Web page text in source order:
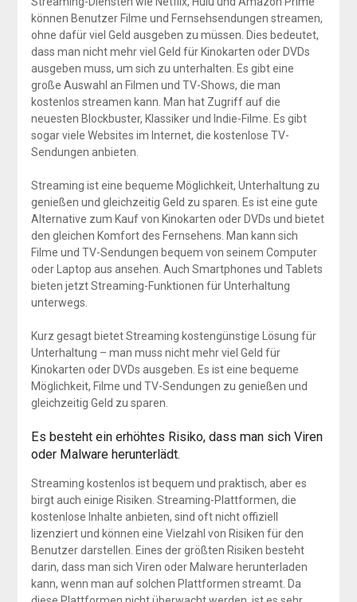
können Benutzer Filme und Fernsehsendungen streamen,
ohne dafür viel Geld ausgeben zu müssen. Dies bedeutet,
dass man nicht mehr viel Geld für Kinokarten oder DVDs
ausgeben muss, um sich zu unterhalten. Es gibt eine
große Auswahl an Filmen und TV-Shows, die man
kostenlos streamen kann. Man hat Zugriff auf die
neuesten Blockbuster, Klassiker und Indie-Filme. Es gibt
sogar viele Websites im Internet, die kostenlose TV-
Sendungen anbieten.
Streaming ist eine bequeme Möglichkeit, Unterhaltung zu
genießen und gleichzeitig Geld zu sparen. Es ist eine gute
Alternative zum Kauf von Kinokarten oder DVDs und bietet
den gleichen Komfort des Fernsehens. Man kann sich
Filme und TV-Sendungen bequem von seinem Computer
oder Laptop aus ansehen. Auch Smartphones und Tablets
bieten jetzt Streaming-Funktionen für Unterhaltung
unterwegs.
Kurz gesagt bietet Streaming kostengünstige Lösung für
Unterhaltung – man muss nicht mehr viel Geld für
Kinokarten oder DVDs ausgeben. Es ist eine bequeme
Möglichkeit, Filme und TV-Sendungen zu genießen und
gleichzeitig Geld zu sparen.
Es besteht ein erhöhtes Risiko, dass man sich Viren
oder Malware herunterlädt.
Streaming kostenlos ist bequem und praktisch, aber es
birgt auch einige Risiken. Streaming-Plattformen, die
kostenlose Inhalte anbieten, sind oft nicht offiziell
lizenziert und können eine Vielzahl von Risiken für den
Benutzer darstellen. Eines der größten Risiken besteht
darin, dass man sich Viren oder Malware herunterladen
kann, wenn man auf solchen Plattformen streamt. Da